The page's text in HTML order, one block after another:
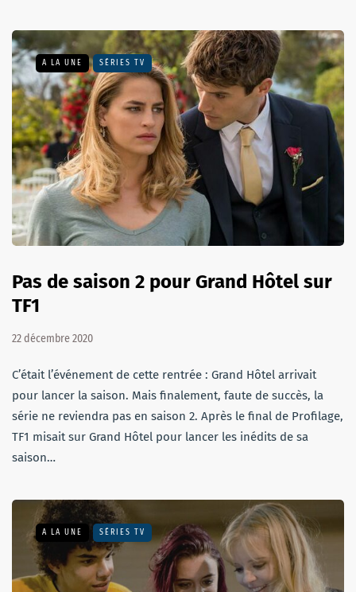
A LA UNE SÉRIES TV
Pas de saison 2 pour Grand Hôtel sur
TF1
22 décembre 2020
C’était l’événement de cette rentrée : Grand Hôtel arrivait
pour lancer la saison. Mais finalement, faute de succès, la
série ne reviendra pas en saison 2. Après le final de Profilage,
TF1 misait sur Grand Hôtel pour lancer les inédits de sa
saison…
A LA UNE SÉRIES TV